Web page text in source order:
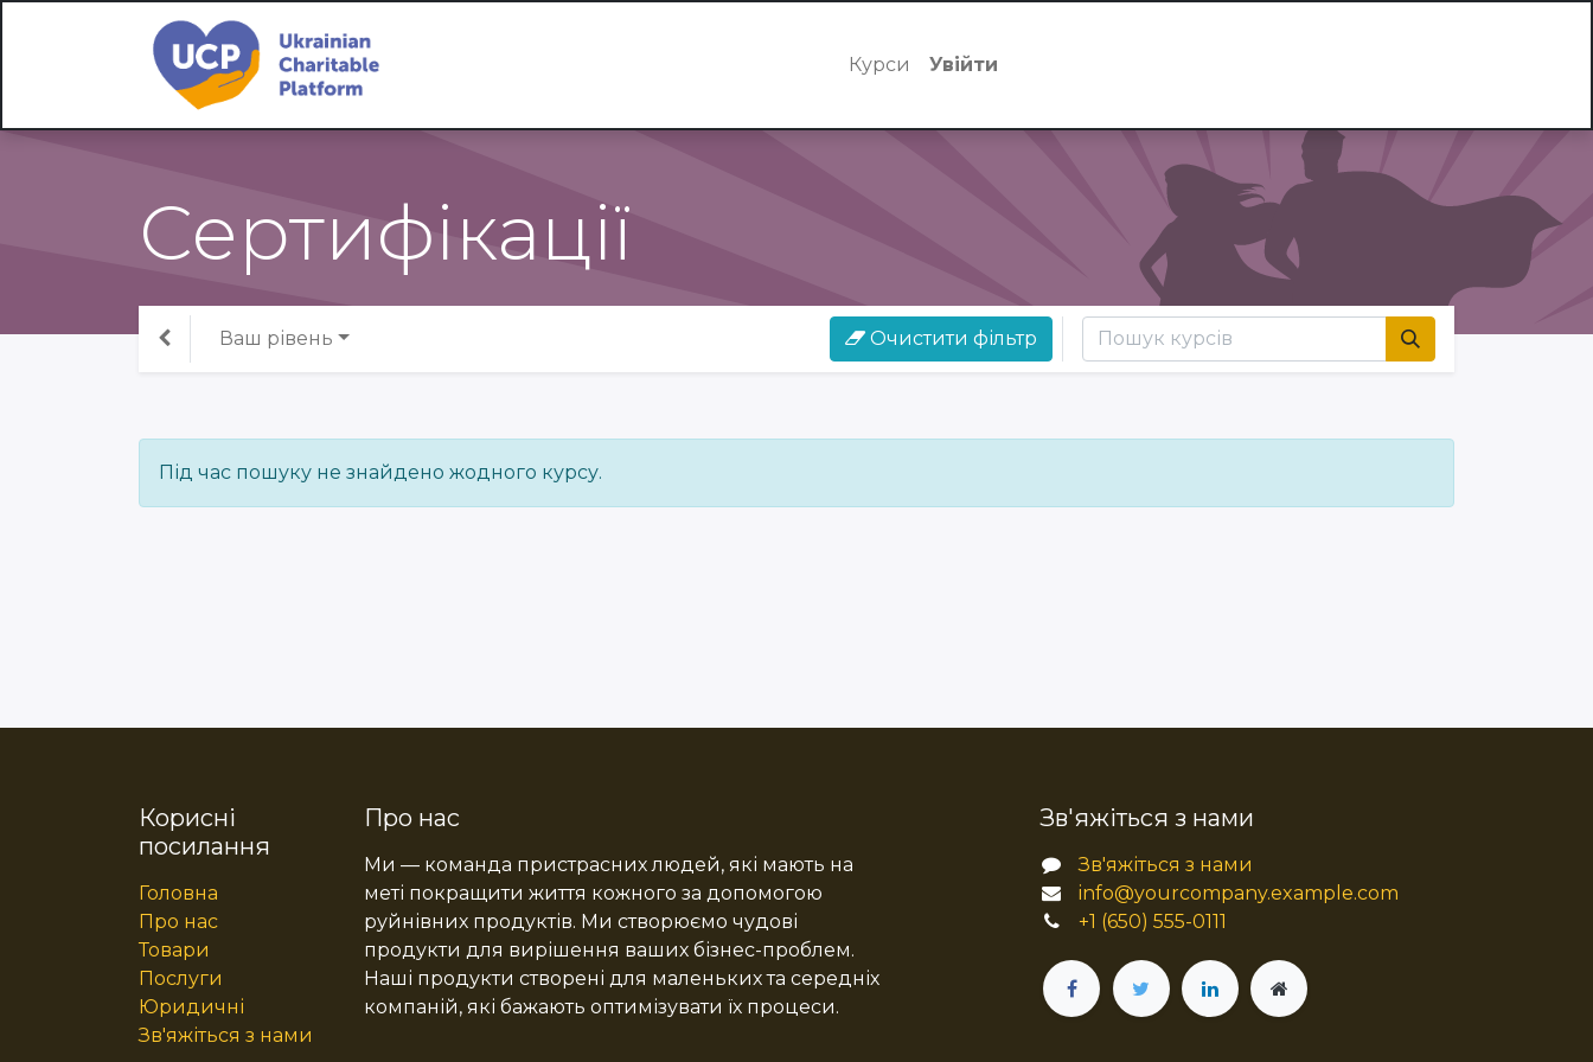
Курси Увійти
Сертифікації
Ваш рівень Очистити фільтр
Під час пошуку не знайдено жодного курсу.
Корисні
посилання
Головна
Про нас
Товари
Послуги
Юридичні
Зв'яжіться з нами
Про нас
Ми — команда пристрасних людей, які мають на
меті покращити життя кожного за допомогою
руйнівних продуктів. Ми створюємо чудові
продукти для вирішення ваших бізнес-проблем.
Наші продукти створені для маленьких та середніх
компаній, які бажають оптимізувати їх процеси.
Зв'яжіться з нами
Зв'яжіться з нами
info@yourcompany.example.com
+1 (650) 555-0111